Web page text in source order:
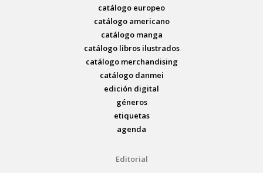
catálogo europeo
catálogo americano
catálogo manga
catálogo libros ilustrados
catálogo merchandising
catálogo danmei
edición digital
géneros
etiquetas
agenda
Editorial